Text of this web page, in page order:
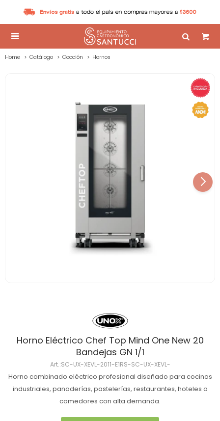

Home Catálogo Cocción Hornos
Horno Eléctrico Chef Top Mind One New 20
Bandejas GN 1/1
SC-UX-XEVL-2011-E1RS-SC-UX-XEVL-
Horno combinado eléctrico profesional diseñado para cocinas
industriales, panaderías, pastelerías, restaurantes, hoteles o
comedores con alta demanda.